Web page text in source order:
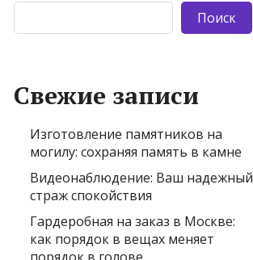
Поиск
Свежие записи
Изготовление памятников на
могилу: сохраняя память в камне
Видеонаблюдение: Ваш надежный
страж спокойствия
Гардеробная на заказ в Москве:
как порядок в вещах меняет
порядок в голове